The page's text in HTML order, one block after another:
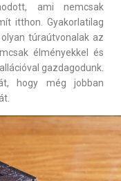
ami nemcsak
itthon. Gyakorlatilag
túraútvonalak az
élményekkel és
gazdagodunk.
hogy még jobban